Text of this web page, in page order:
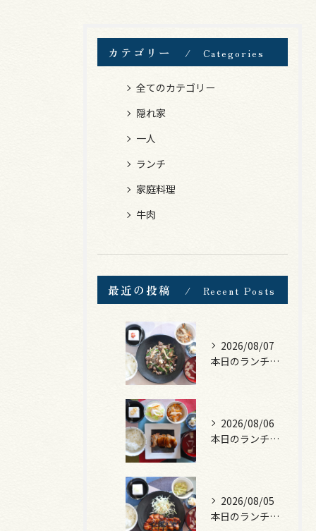
カテゴリー Categories
全てのカテゴリー
隠れ家
一人
ランチ
家庭料理
牛肉
最近の投稿 Recent Posts
2026/08/07
本日のランチは、黒毛和牛のチャプチェ！
2026/08/06
本日のランチは、照焼きチキン！
2026/08/05
本日のランチは、ロース豚カツ梅はさみ！